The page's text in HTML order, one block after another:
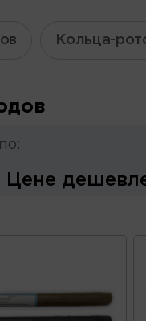
Кольца-
Цене